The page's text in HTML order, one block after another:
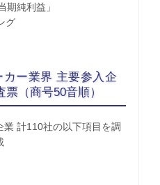
純利益」
グ
ー業界 主要参入企
（商号50音順）
計110社の以下項目を調